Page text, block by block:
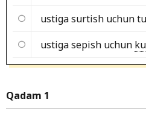
ustiga surtish uchun
ustiga sepish uchun
Qadam 1